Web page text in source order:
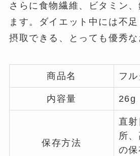
さらに食物繊維、ビタミン
ます。ダイエット中には不
摂取できる、とっても優秀な
商品名 フ
内容量 26g
保存方法
直
所
の